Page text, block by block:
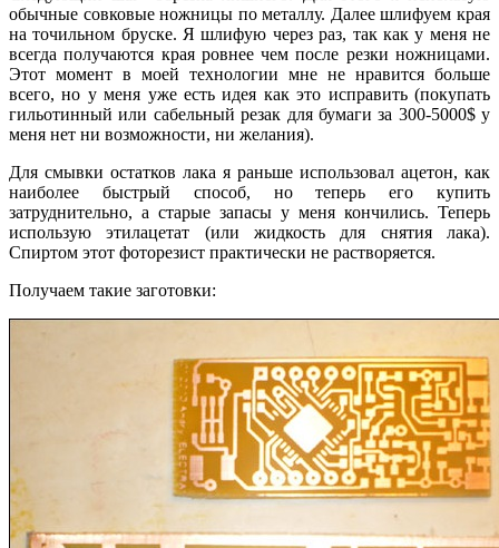
обычные совковые ножницы по металлу. Далее шлифуем края
на точильном бруске. Я шлифую через раз, так как у меня не
всегда получаются края ровнее чем после резки ножницами.
Этот момент в моей технологии мне не нравится больше
всего, но у меня уже есть идея как это исправить (покупать
гильотинный или сабельный резак для бумаги за 300-5000$ у
меня нет ни возможности, ни желания).
Для смывки остатков лака я раньше использовал ацетон, как
наиболее быстрый способ, но теперь его купить
затруднительно, а старые запасы у меня кончились. Теперь
использую этилацетат (или жидкость для снятия лака).
Спиртом этот фоторезист практически не растворяется.
Получаем такие заготовки: